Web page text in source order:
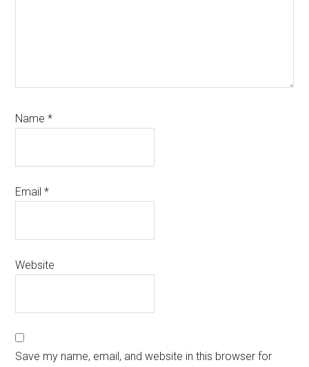
Name*
Email*
Website
Save my name, email, and website in this browser for